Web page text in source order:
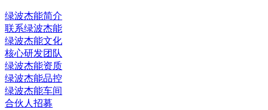
绿波杰能简介
联系绿波杰能
绿波杰能文化
核心研发团队
绿波杰能资质
绿波杰能品控
绿波杰能车间
合伙人招募